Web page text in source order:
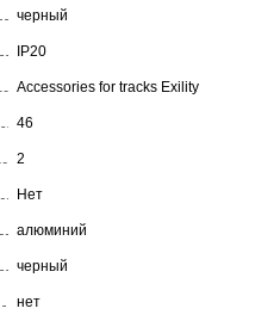
черный
IP20
Accessories for tracks Exility
46
2
Нет
алюминий
черный
нет